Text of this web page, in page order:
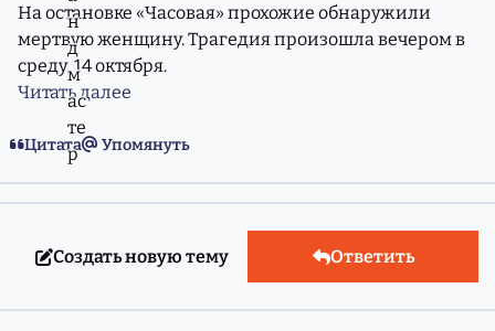
На остановке «Часовая» прохожие обнаружили
мертвую женщину. Трагедия произошла вечером в
среду, 14 октября.
Читать далее
Цитата Упомянуть
Создать новую тему Ответить